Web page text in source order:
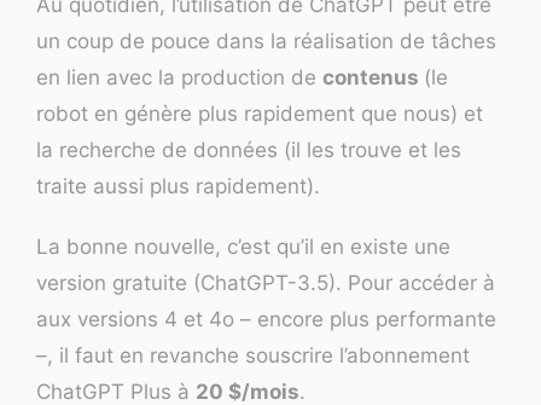
un coup de pouce dans la réalisation de tâches
en lien avec la production de contenus (le
robot en génère plus rapidement que nous) et
la recherche de données (il les trouve et les
traite aussi plus rapidement).
La bonne nouvelle, c’est qu’il en existe une
version gratuite (ChatGPT-3.5). Pour accéder à
aux versions 4 et 4o – encore plus performante
–, il faut en revanche souscrire l’abonnement
ChatGPT Plus à 20 $/mois.